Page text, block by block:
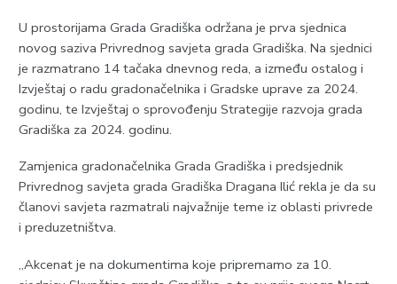
U prostorijama Grada Gradiška održana je prva sjednica
novog saziva Privrednog savjeta grada Gradiška. Na sjednici
je razmatrano 14 tačaka dnevnog reda, a između ostalog i
Izvještaj o radu gradonačelnika i Gradske uprave za 2024.
godinu, te Izvještaj o sprovođenju Strategije razvoja grada
Gradiška za 2024. godinu.
Zamjenica gradonačelnika Grada Gradiška i predsjednik
Privrednog savjeta grada Gradiška Dragana Ilić rekla je da su
članovi savjeta razmatrali najvažnije teme iz oblasti privrede
i preduzetništva.
„Akcenat je na dokumentima koje pripremamo za 10.